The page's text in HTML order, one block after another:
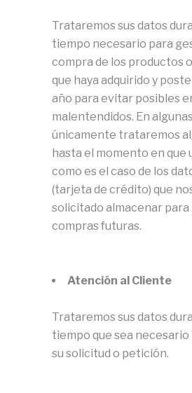
Trataremos sus datos
tiempo necesario para
compra de los productos
que haya adquirido y
año para evitar posibles
malentendidos. En
únicamente trataremos
hasta el momento en que
como es el caso de los
(tarjeta de crédito) que
solicitado almacenar para
compras futuras.
Atención al Cliente
Trataremos sus datos
tiempo que sea
su solicitud o petición.